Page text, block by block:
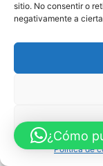
sitio. No consentir o
negativamente a
Política de
¿Cómo